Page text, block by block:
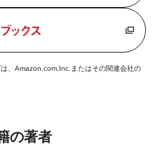
、Amazon.com,Inc.またはその関連会社の
の著者